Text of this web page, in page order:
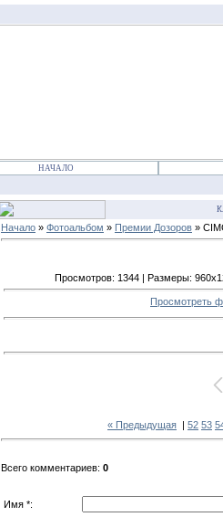
НАЧАЛО
Начало » Фотоальбом » Премии Дозоров »
Просмотров: 1344 | Размеры:
Просмотреть
« Предыдущая | 52 53
Всего комментариев: 0
Имя *: